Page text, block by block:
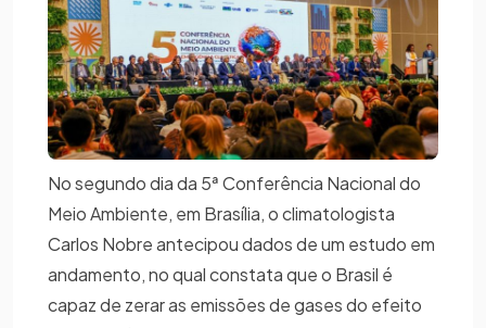
No segundo dia da 5ª Conferência Nacional do
Meio Ambiente, em Brasília, o climatologista
Carlos Nobre antecipou dados de um estudo em
andamento, no qual constata que o Brasil é
capaz de zerar as emissões de gases do efeito